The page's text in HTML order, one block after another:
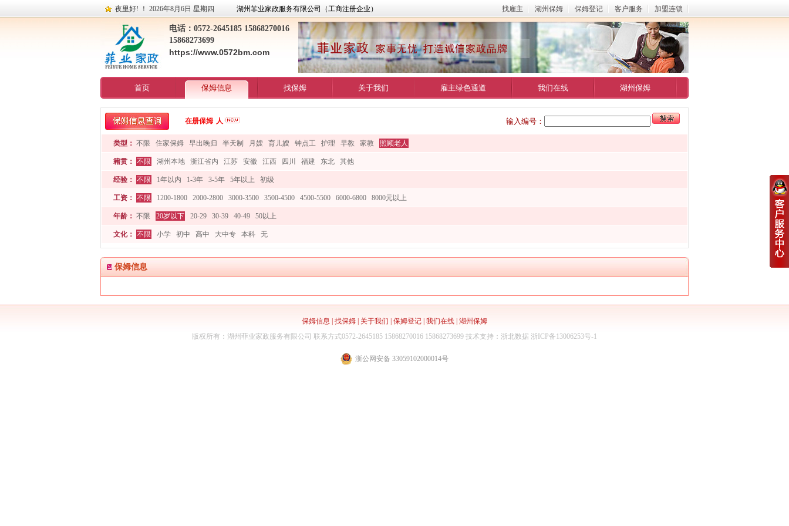
夜里好! ！ 2026年8月6日 星期四 湖州菲业家政服务有限公司（工商注册企业） 找雇主 湖州保姆 保姆登记 客户服务 加盟连锁
电话：0572-2645185 15868270016
15868273699
https://www.0572bm.com
首页 保姆信息 找保姆 关于我们 雇主绿色通道 我们在线 湖州保姆
在册保姆 人 输入编号：
类型： 不限 住家保姆 早出晚归 半天制 月嫂 育儿嫂 钟点工 护理 早教 家教 照顾老人
籍贯： 不限 湖州本地 浙江省内 江苏 安徽 江西 四川 福建 东北 其他
经验： 不限 1年以内 1-3年 3-5年 5年以上 初级
工资： 不限 1200-1800 2000-2800 3000-3500 3500-4500 4500-5500 6000-6800 8000元以上
年龄： 不限 20岁以下 20-29 30-39 40-49 50以上
文化： 不限 小学 初中 高中 大中专 本科 无
保姆信息
保姆信息 找保姆 关于我们 保姆登记 我们在线 湖州保姆
版权所有： 湖州菲业家政服务有限公司 联系方式0572-2645185 15868270016 15868273699 技术支持：浙北数据 浙ICP备13006253号-1
浙公网安备 33059102000014号